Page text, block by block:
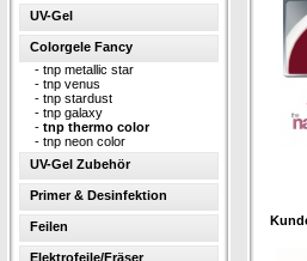
UV-Gel
Colorgele Fancy
- tnp metallic star
- tnp venus
- tnp stardust
- tnp galaxy
- tnp thermo color
- tnp neon color
UV-Gel Zubehör
Primer & Desinfektion
Feilen
Elektrofeile/Fräser